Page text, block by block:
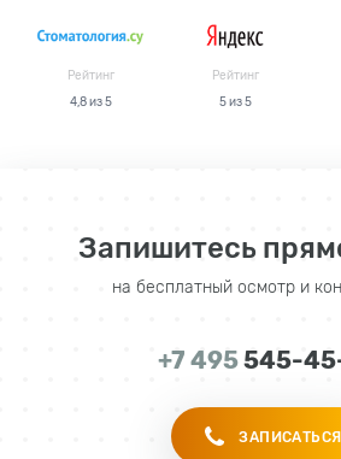
Рейтинг
4,8 из 5
Рейтинг
5 из 5
Запишитесь
на бесплатный осмотр и
ЗАПИСАТЬСЯ
+7 495545-